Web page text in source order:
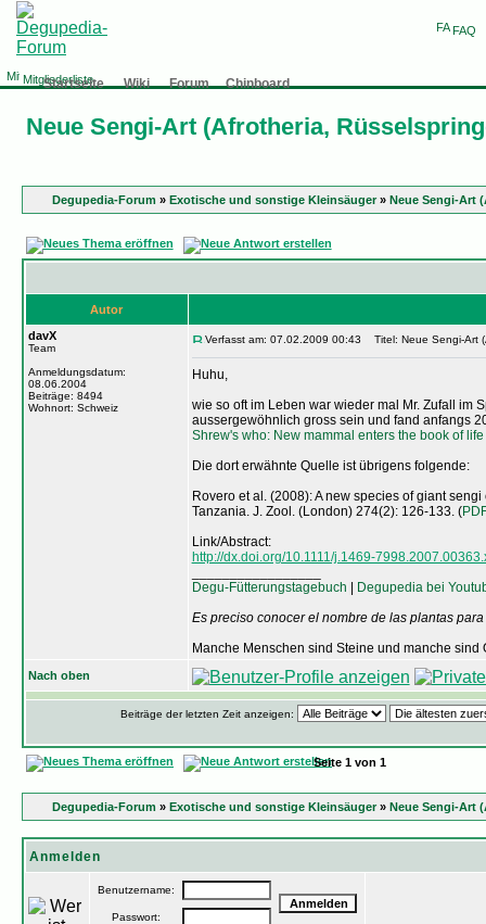
FAQ
Mitgliederliste
Startseite Wiki Forum Chinboard
Neue Sengi-Art (Afrotheria,
Degupedia-Forum » Exotische und sonstige Kleinsäuger» Neue Sengi-Art
Autor
davX
Team
Anmeldungsdatum:
08.06.2004
Beiträge: 8494
Wohnort: Schweiz
Verfasst am: 07.02.2009 00:43 Titel: Neue Sengi-Art
Huhu,
wie so oft im Leben war wieder mal Mr. Zufall im
aussergewöhnlich gross sein und fand anfangs
Shrew's who: New mammal enters the book of life
Die dort erwähnte Quelle ist übrigens folgende:
Rovero et al. (2008): A new species of giant
Tanzania. J. Zool. (London) 274(2): 126-133. (
Link/Abstract:
http://dx.doi.org/10.1111/j.1469-
Degu-Fütterungstagebuch
Degupedia bei
Es preciso conocer el nombre de las plantas
Manche Menschen sind Steine und manche sind
Nach oben
Beiträge der letzten Zeit anzeigen:
Seite 1 von 1
Degupedia-Forum » Exotische und sonstige Kleinsäuger» Neue Sengi-Art
Anmelden
Benutzername:
Passwort: